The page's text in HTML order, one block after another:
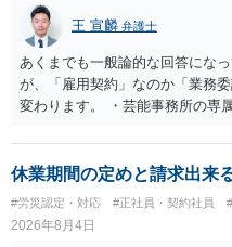
士にご相談下さい。
王 宣麟 弁護士
あくまでも一般論的な回答にな
が、「雇用契約」なのか「業務
変わります。 ・芸能事務所の専
務上よくあるからといって当然
害との対応関係や合理性が重要
に有効になるわけではありませ
基法16条で無効となる余地があ
損害と比べて過大なら無効や減
休業期間の定めと請求出来
#労災認定・対応 #正社員・契約社員
2026年8月4日